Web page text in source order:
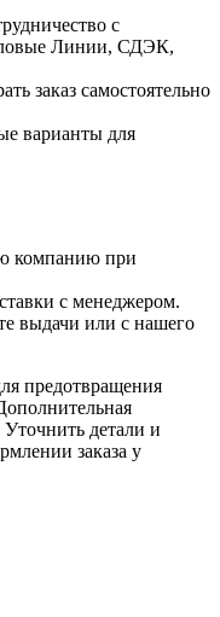
с
Линии, СДЭК,
заказ самостоятельно
варианты для
компанию при
с менеджером.
выдачи или с нашего
предотвращения
Уточнить детали и
заказа у